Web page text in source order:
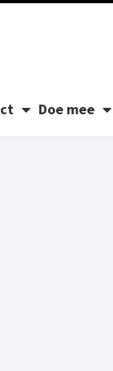
Doe mee